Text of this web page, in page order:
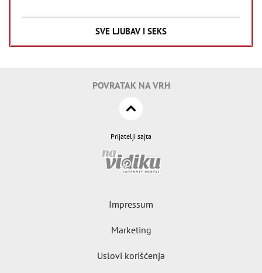
SVE LJUBAV I SEKS
POVRATAK NA VRH
Prijatelji sajta
Impressum
Marketing
Uslovi korišćenja